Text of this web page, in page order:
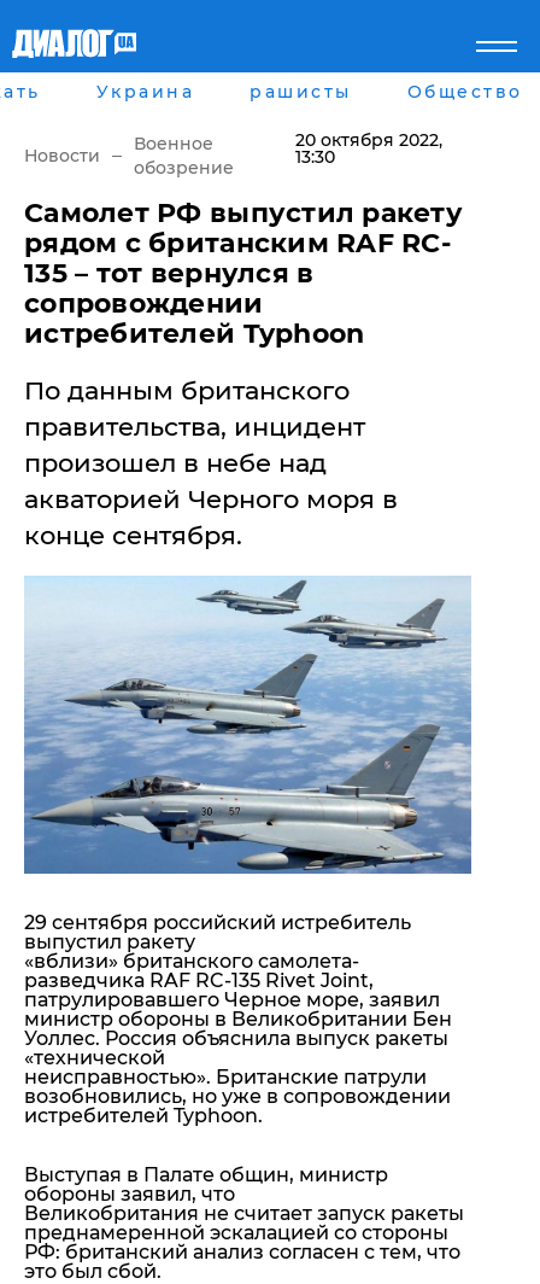
Главная
рассея
Беларусь
Военное обозрение
Наука и Техника
Экономика
Мнение
Блоги
Шоу-биз
Здоровье
Украина
Спорт
Культура
Города
Луганск
Харьков
Львов
Одесса
Война на Донбассе и в
Крыму
Армия Украины
Лайф стайл
Стиль Диалога
Шоу-биз
Культура
Общество
Пресс-релизы
Пресс-релизы
Авторское
Мнение
Блоги
ИноСМИ
Украина рашисты Общество
Новости
Военное
обозрение
20 октября 2022,
13:30
Самолет РФ выпустил ракету
рядом с британским RAF RC-
135 – тот вернулся в
сопровождении
истребителей Typhoon
По данным британского
правительства, инцидент
произошел в небе над
акваторией Черного моря в
конце сентября.
29 сентября российский истребитель
выпустил ракету
«вблизи» британского самолета-
разведчика RAF RC-135 Rivet Joint,
патрулировавшего Черное море, заявил
министр обороны в Великобритании Бен
Уоллес. Россия объяснила выпуск ракеты
«технической
неисправностью». Британские патрули
возобновились, но уже в сопровождении
истребителей Typhoon.
Выступая в Палате общин, министр
обороны заявил, что
Великобритания не считает запуск ракеты
преднамеренной эскалацией со стороны
РФ: британский анализ согласен с тем, что
это был сбой.